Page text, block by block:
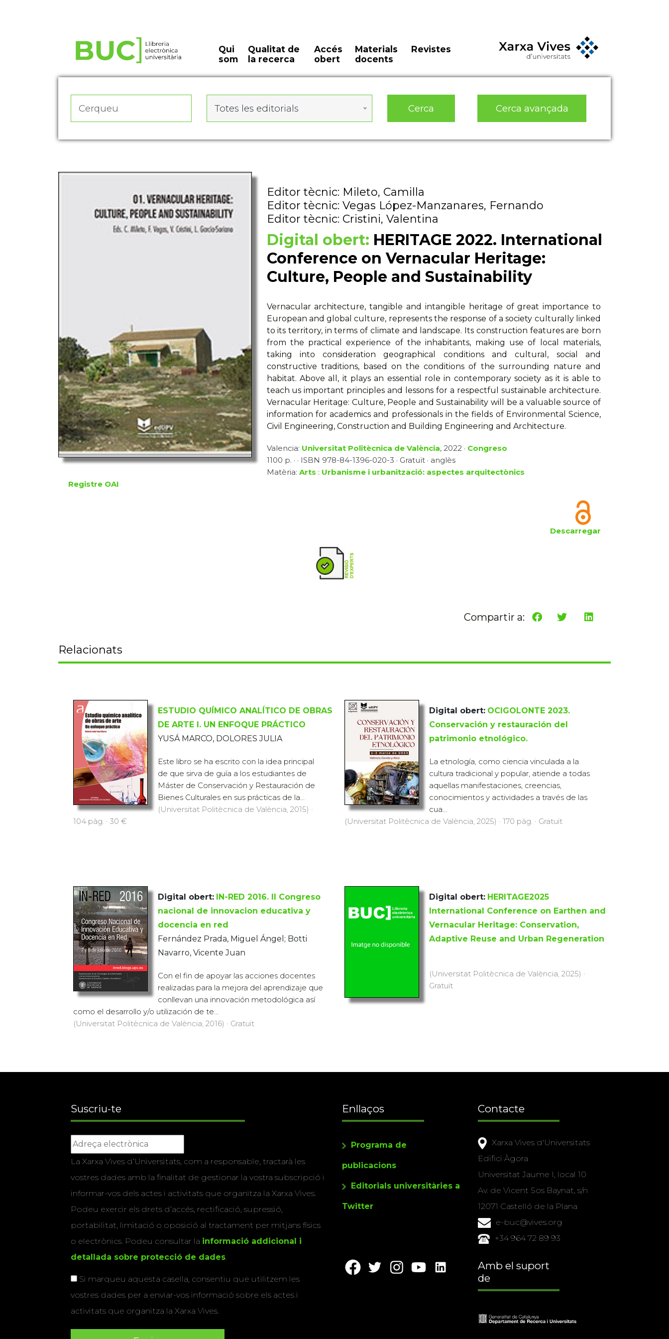
Qui
som
Qualitat de
la recerca
Accés
obert
Materials
docents
Revistes
Totes les editorials Cerca Cerca avançada
Editor tècnic: Mileto, Camilla
Editor tècnic: Vegas López-Manzanares, Fernando
Editor tècnic: Cristini, Valentina
Digital obert: HERITAGE 2022. International
Conference on Vernacular Heritage:
Culture, People and Sustainability
Vernacular architecture, tangible and intangible heritage of great importance to
European and global culture, represents the response of a society culturally linked
to its territory, in terms of climate and landscape. Its construction features are born
from the practical experience of the inhabitants, making use of local materials,
taking into consideration geographical conditions and cultural, social and
constructive traditions, based on the conditions of the surrounding nature and
habitat. Above all, it plays an essential role in contemporary society as it is able to
teach us important principles and lessons for a respectful sustainable architecture.
Vernacular Heritage: Culture, People and Sustainability will be a valuable source of
information for academics and professionals in the fields of Environmental Science,
Civil Engineering, Construction and Building Engineering and Architecture.
Valencia: Universitat Politècnica de València, 2022 · Congreso
1100 p. · · ISBN 978-84-1396-020-3 · Gratuït · anglès
Matèria: Arts : Urbanisme i urbanització: aspectes arquitectònics
Registre OAI
Descarregar
Compartir a:
Relacionats
ESTUDIO QUÍMICO ANALÍTICO DE OBRAS
DE ARTE I. UN ENFOQUE PRÁCTICO
YUSÁ MARCO, DOLORES JULIA
Este libro se ha escrito con la idea principal
de que sirva de guía a los estudiantes de
Máster de Conservación y Restauración de
Bienes Culturales en sus prácticas de la...
(Universitat Politècnica de València, 2015) ·
104 pàg. · 30 €
Digital obert: OCIGOLONTE 2023.
Conservación y restauración del
patrimonio etnológico.
La etnología, como ciencia vinculada a la
cultura tradicional y popular, atiende a todas
aquellas manifestaciones, creencias,
conocimientos y actividades a través de las
cua...
(Universitat Politècnica de València, 2025) · 170 pàg. · Gratuït
Digital obert: IN-RED 2016. II Congreso
nacional de innovacion educativa y
docencia en red
Fernández Prada, Miguel Ángel; Botti
Navarro, Vicente Juan
Con el fin de apoyar las acciones docentes
realizadas para la mejora del aprendizaje que
conllevan una innovación metodológica así
como el desarrollo y/o utilización de te...
(Universitat Politècnica de València, 2016) · Gratuït
Digital obert: HERITAGE2025
International Conference on Earthen and
Vernacular Heritage: Conservation,
Adaptive Reuse and Urban Regeneration
(Universitat Politècnica de València, 2025) ·
Gratuït
Suscriu-te
La Xarxa Vives d’Universitats, com a responsable, tractarà les
vostres dades amb la finalitat de gestionar la vostra subscripció i
informar-vos dels actes i activitats que organitza la Xarxa Vives.
Podeu exercir els drets d’accés, rectificació, supressió,
portabilitat, limitació o oposició al tractament per mitjans físics
o electrònics. Podeu consultar la informació addicional i
detallada sobre protecció de dades
Si marqueu aquesta casella, consentiu que utilitzem les
vostres dades per a enviar-vos informació sobre els actes i
activitats que organitza la Xarxa Vives.
Enllaços
Programa de
publicacions
Editorials universitàries a
Twitter
Contacte
Xarxa Vives d'Universitats
Edifici Àgora
Universitat Jaume I, local 10
Av. de Vicent Sos Baynat, s/n
12071 Castelló de la Plana
e-buc@vives.org
+34 964 72 89 93
Amb el suport
de